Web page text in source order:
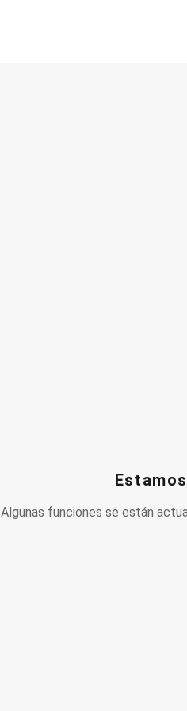
Algunas funciones se están